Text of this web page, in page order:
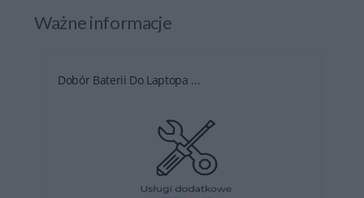
Ważne informacje
Dobór Baterii Do Laptopa ...